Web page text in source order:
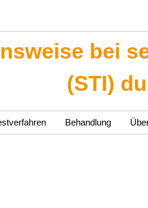
bei
(STI)
Behandlung